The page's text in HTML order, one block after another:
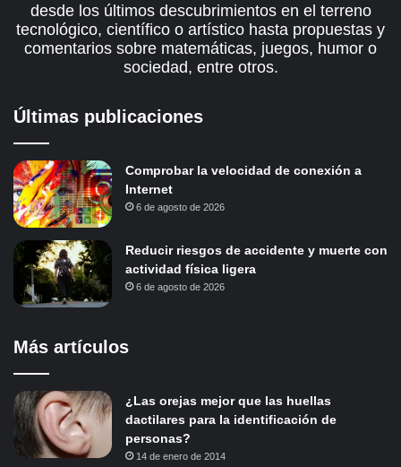
desde los últimos descubrimientos en el terreno
tecnológico, científico o artístico hasta propuestas y
comentarios sobre matemáticas, juegos, humor o
sociedad, entre otros.
Últimas publicaciones
Comprobar la velocidad de conexión a
Internet
6 de agosto de 2026
Reducir riesgos de accidente y muerte con
actividad física ligera
6 de agosto de 2026
Más artículos
¿Las orejas mejor que las huellas
dactilares para la identificación de
personas?
14 de enero de 2014